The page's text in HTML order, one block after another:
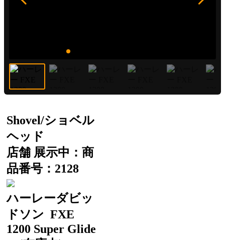
Shovel/ショベル
ヘッド
店舗 展示中：商
品番号：2128
ハーレーダビッ
ドソン FXE
1200 Super Glide